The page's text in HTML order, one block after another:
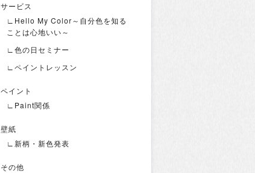
サービス
∟Hello My Color～自分色を知る
ことは心地いい～
∟色の日セミナー
∟ペイントレッスン
ペイント
∟Paint関係
壁紙
∟新柄・新色発表
その他